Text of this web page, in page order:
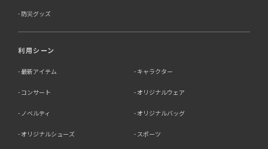
防災グッズ
利用シーン
最新アイテム キャラクター
コンサート オリジナルウェア
ノベルティ オリジナルバッグ
オリジナルシューズ スポーツ